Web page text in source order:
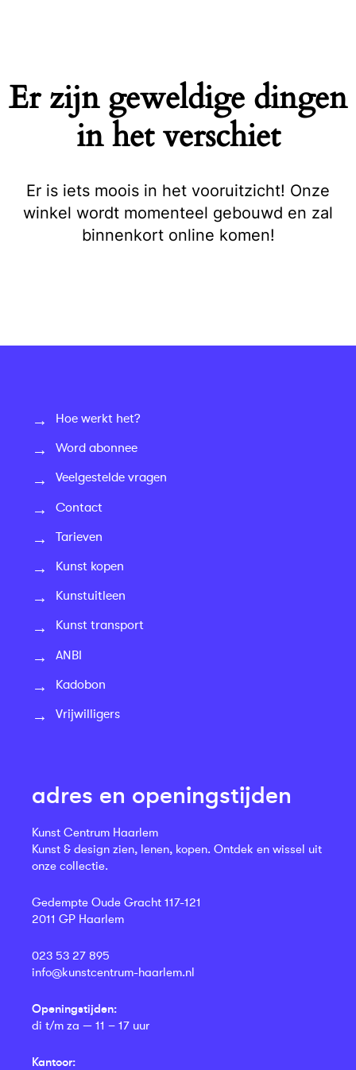
Er zijn geweldige dingen
in het verschiet
Er is iets moois in het vooruitzicht! Onze
winkel wordt momenteel gebouwd en zal
binnenkort online komen!
Hoe werkt het?
Word abonnee
Veelgestelde vragen
Contact
Tarieven
Kunst kopen
Kunstuitleen
Kunst transport
ANBI
Kadobon
Vrijwilligers
adres en openingstijden
Kunst Centrum Haarlem
Kunst & design zien, lenen, kopen. Ontdek en wissel uit
onze collectie.
Gedempte Oude Gracht 117-121
2011 GP Haarlem
023 53 27 895
info@kunstcentrum-haarlem.nl
Openingstijden:
di t/m za — 11 – 17 uur
Kantoor: